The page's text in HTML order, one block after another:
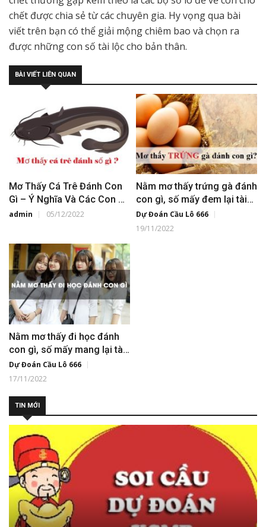
chết được chia sẻ từ các chuyên gia. Hy vọng qua bài
viết trên bạn có thể giải mộng chiêm bao và chọn ra
được những con số tài lộc cho bản thân.
BÀI VIẾT LIÊN QUAN
Mơ Thấy Cá Trê Đánh Con
Gì – Ý Nghĩa Và Các Con Số
Đẹp
admin 05/12/2022
Nằm mơ thấy trứng gà đánh
con gì, số mấy đem lại tài
lộc?
Dự Đoán Cầu Lô 666
19/11/2022
Nằm mơ thấy đi học đánh
con gì, số mấy mang lại tài
lộc?
Dự Đoán Cầu Lô 666
17/11/2022
TIN MỚI